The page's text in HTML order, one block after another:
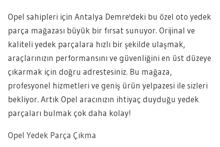
Opel sahipleri için Antalya Demre'deki bu özel oto yedek
parça mağazası büyük bir fırsat sunuyor. Orijinal ve
kaliteli yedek parçalara hızlı bir şekilde ulaşmak,
araçlarınızın performansını ve güvenliğini en üst düzeye
çıkarmak için doğru adrestesiniz. Bu mağaza,
profesyonel hizmetleri ve geniş ürün yelpazesi ile sizleri
bekliyor. Artık Opel aracınızın ihtiyaç duyduğu yedek
parçaları bulmak çok daha kolay!
Opel Yedek Parça Çıkma